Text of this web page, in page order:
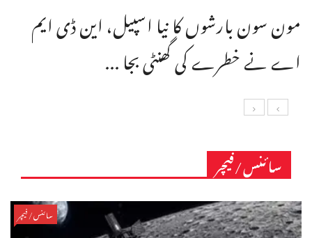
مون سون بارشوں کا نیا اسپیل، این ڈی ایم
اے نے خطرے کی گھنٹی بجا ...
سائنس/فیچر
سائنس/فیچر